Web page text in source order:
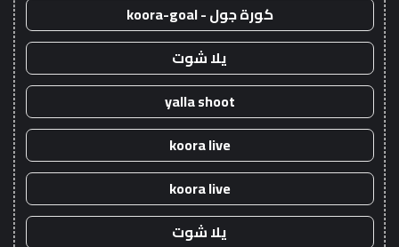
كورة جول - koora-goal
يلا شوت
yalla shoot
koora live
koora live
يلا شوت